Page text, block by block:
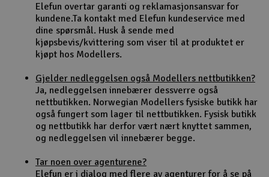
Raketter
Smarthjem, lek & hobby
Solenergi
Sparkesykler & elkjøretøy
Elefun overtar garanti og reklamasjonsansvar for
kundene.Ta kontakt med Elefun kundeservice med
dine spørsmål. Husk å sende med
kjøpsbevis/kvittering som viser til at produktet er
kjøpt hos Modellers.
Gjelder nedleggelsen også Modellers nettbutikken?
Ja, nedleggelsen innebærer dessverre også
nettbutikken. Norwegian Modellers fysiske butikk har
også fungert som lager til nettbutikken. Fysisk butikk
og nettbutikk har derfor vært nært knyttet sammen,
og nedleggelsen vil innebærer begge.
Tar noen over agenturene?
Elefun er i dialog med flere av agenturer for å se på